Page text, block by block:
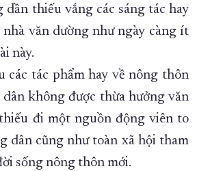
dần thiếu vắng các sáng tác hay
văn dường như ngày càng ít
này.
các tác phẩm hay về nông thôn
không được thừa hưởng văn
đi một nguồn động viên to
dân cũng như toàn xã hội tham
sống nông thôn mới.